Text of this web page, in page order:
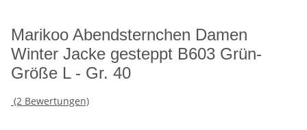
Marikoo Abendsternchen Damen
Winter Jacke gesteppt B603 Grün-
Größe L - Gr. 40
(2 Bewertungen)